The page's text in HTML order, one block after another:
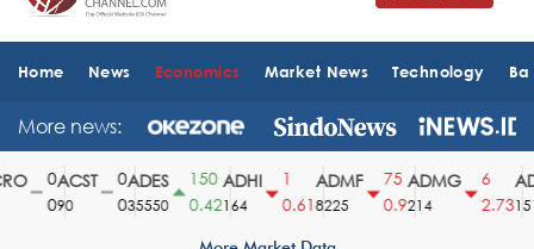
Home News Economics Market News Technology
More news:
ACST
90
ADES
35550
150
0.42
ADHI
164
0.61
ADMF
8225
75
0.9
ADMG
214
2.73